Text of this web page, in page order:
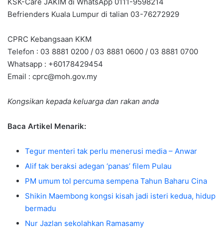
Befrienders Kuala Lumpur di talian 03-76272929
CPRC Kebangsaan KKM
Telefon : 03 8881 0200 / 03 8881 0600 / 03 8881 0700
Whatsapp : +60178429454
Email : cprc@moh.gov.my
Kongsikan kepada keluarga dan rakan anda
Baca Artikel Menarik:
Tegur menteri tak perlu menerusi media – Anwar
Alif tak beraksi adegan ‘panas’ filem Pulau
PM umum tol percuma sempena Tahun Baharu Cina
Shikin Maembong kongsi kisah jadi isteri kedua, hidup
bermadu
Nur Jazlan sekolahkan Ramasamy